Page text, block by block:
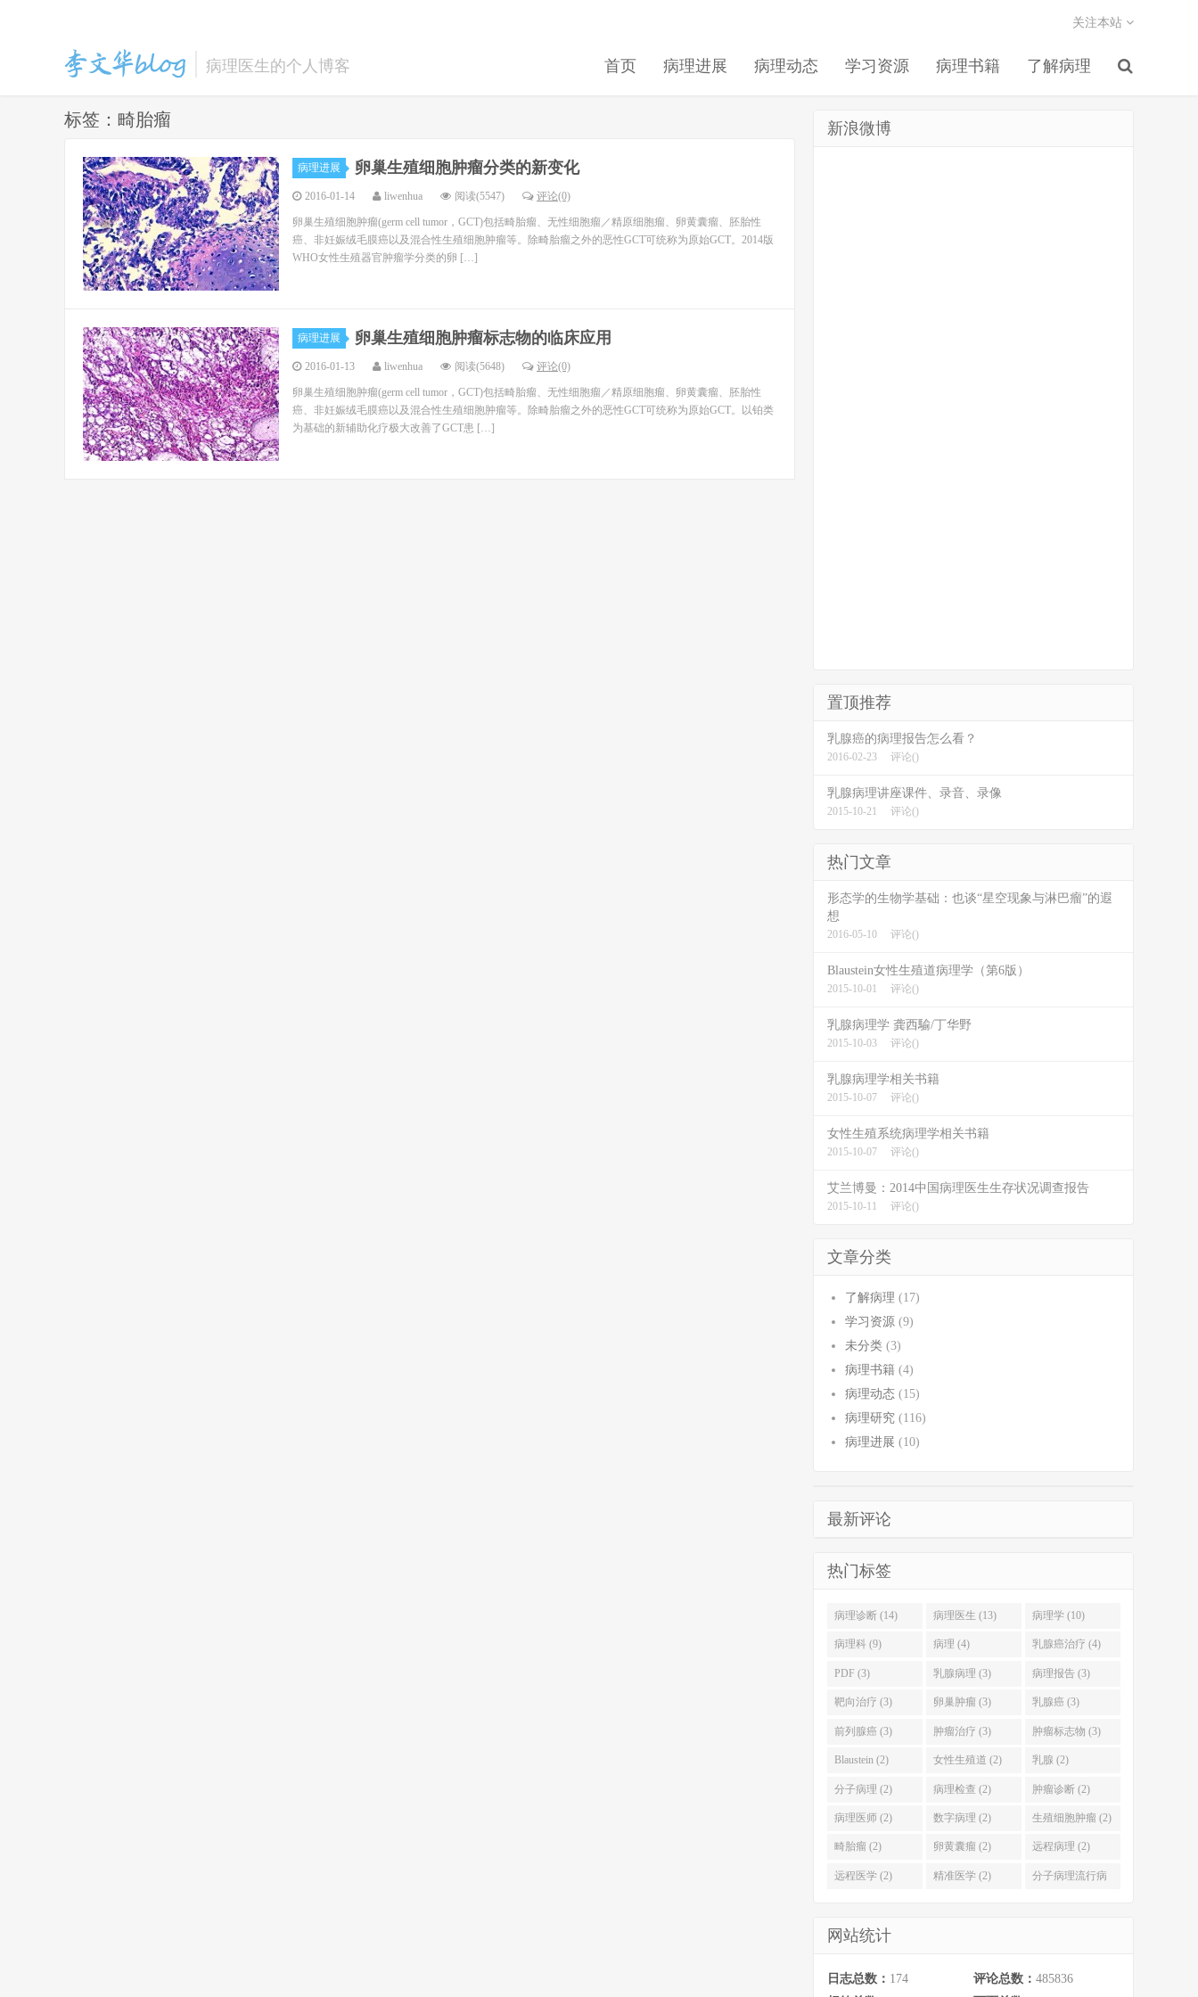
李文华的博客
病理医生的个人博客 首页 病理进展 病理动态 学习资源 病理书籍 了解病理
关注本站
标签：畸胎瘤
病理进展 卵巢生殖细胞肿瘤分类的新变化
2016-01-14 liwenhua 阅读(5547) 评论(0)
卵巢生殖细胞肿瘤(germ cell tumor，GCT)包括畸胎瘤、无性细胞瘤／精原细胞瘤、卵黄囊瘤、胚胎性
癌、非妊娠绒毛膜癌以及混合性生殖细胞肿瘤等。除畸胎瘤之外的恶性GCT可统称为原始GCT。2014版
WHO女性生殖器官肿瘤学分类的卵 […]
病理进展 卵巢生殖细胞肿瘤标志物的临床应用
2016-01-13 liwenhua 阅读(5648) 评论(0)
卵巢生殖细胞肿瘤(germ cell tumor，GCT)包括畸胎瘤、无性细胞瘤／精原细胞瘤、卵黄囊瘤、胚胎性
癌、非妊娠绒毛膜癌以及混合性生殖细胞肿瘤等。除畸胎瘤之外的恶性GCT可统称为原始GCT。以铂类
为基础的新辅助化疗极大改善了GCT患 […]
新浪微博
置顶推荐
乳腺癌的病理报告怎么看？
2016-02-23 评论()
乳腺病理讲座课件、录音、录像
2015-10-21 评论()
热门文章
形态学的生物学基础：也谈“星空现象与淋巴瘤”的遐
想
2016-05-10 评论()
Blaustein女性生殖道病理学（第6版）
2015-10-01 评论()
乳腺病理学 龚西騟/丁华野
2015-10-03 评论()
乳腺病理学相关书籍
2015-10-07 评论()
女性生殖系统病理学相关书籍
2015-10-07 评论()
艾兰博曼：2014中国病理医生生存状况调查报告
2015-10-11 评论()
文章分类
了解病理 (17)
学习资源 (9)
未分类 (3)
病理书籍 (4)
病理动态 (15)
病理研究 (116)
病理进展 (10)
最新评论
热门标签
病理诊断 (14) 病理医生 (13) 病理学 (10)
病理科 (9) 病理 (4) 乳腺癌治疗 (4)
PDF (3) 乳腺病理 (3) 病理报告 (3)
靶向治疗 (3) 卵巢肿瘤 (3) 乳腺癌 (3)
前列腺癌 (3) 肿瘤治疗 (3) 肿瘤标志物 (3)
Blaustein (2) 女性生殖道 (2) 乳腺 (2)
分子病理 (2) 病理检查 (2) 肿瘤诊断 (2)
病理医师 (2) 数字病理 (2) 生殖细胞肿瘤 (2)
畸胎瘤 (2) 卵黄囊瘤 (2) 远程病理 (2)
远程医学 (2) 精准医学 (2) 分子病理流行病
网站统计
日志总数： 174 评论总数： 485836